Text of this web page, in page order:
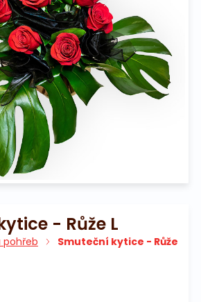
- Růže L
pohřeb
Smuteční kytice - Růže